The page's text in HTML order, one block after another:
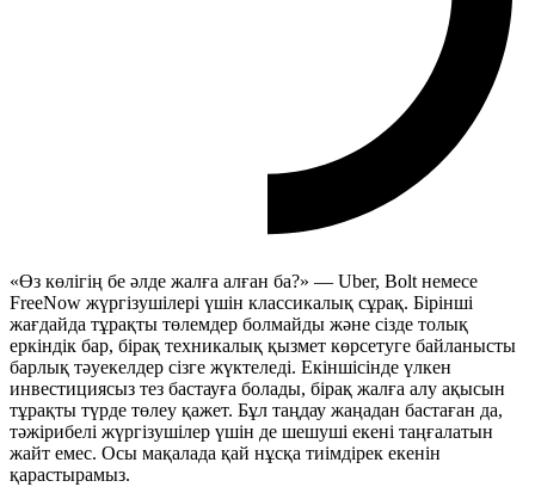
«Өз көлігің бе әлде жалға алған ба?» — Uber, Bolt немесе
FreeNow жүргізушілері үшін классикалық сұрақ. Бірінші
жағдайда тұрақты төлемдер болмайды және сізде толық
еркіндік бар, бірақ техникалық қызмет көрсетуге байланысты
барлық тәуекелдер сізге жүктеледі. Екіншісінде үлкен
инвестициясыз тез бастауға болады, бірақ жалға алу ақысын
тұрақты түрде төлеу қажет. Бұл таңдау жаңадан бастаған да,
тәжірибелі жүргізушілер үшін де шешуші екені таңғалатын
жайт емес. Осы мақалада қай нұсқа тиімдірек екенін
қарастырамыз.